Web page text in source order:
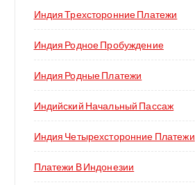
Индия Трехсторонние Платежи
Индия Родное Пробуждение
Индия Родные Платежи
Индийский Начальный Пассаж
Индия Четырехсторонние Платежи
Платежи В Индонезии